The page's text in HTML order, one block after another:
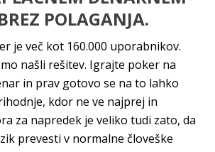
POLAGANJA.
je več kot 160.000 uporabnikov.
našli rešitev. Igrajte poker na
in prav gotovo se na to lahko
kdor ne ve najprej in
za napredek je veliko tudi zato, da
prevesti v normalne človeške